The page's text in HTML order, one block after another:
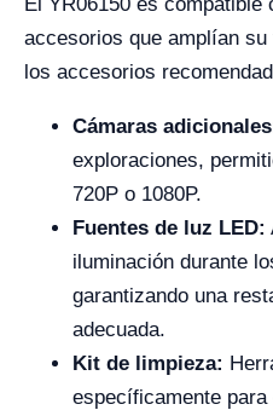
accesorios que amplían
los accesorios
Cámaras
exploraciones,
720P o 1080P.
Fuentes de luz LED:
iluminación durante
garantizando una
adecuada.
Kit de limpieza:
específicamente